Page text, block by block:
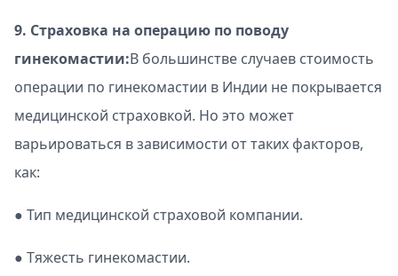
9. Страховка на операцию по поводу
гинекомастии:В большинстве случаев стоимость
операции по гинекомастии в Индии не покрывается
медицинской страховкой. Но это может
варьироваться в зависимости от таких факторов,
как:
● Тип медицинской страховой компании.
● Тяжесть гинекомастии.